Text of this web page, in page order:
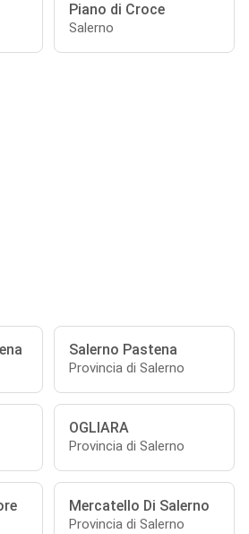
Piano di Croce
Salerno
Salerno Pastena
Provincia di Salerno
OGLIARA
Provincia di Salerno
Mercatello Di Salerno
Provincia di Salerno